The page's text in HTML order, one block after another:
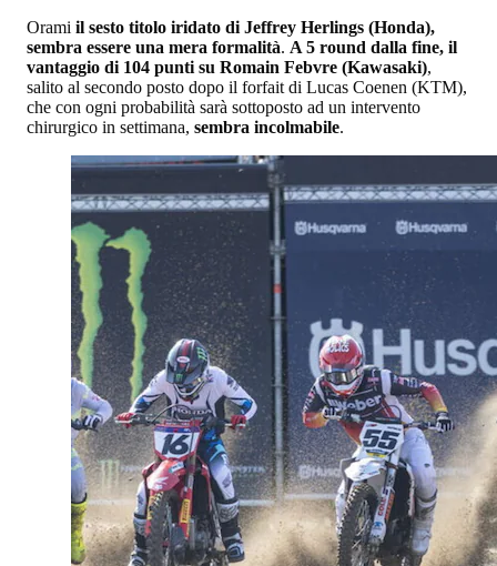
Orami il sesto titolo iridato di Jeffrey Herlings (Honda),
sembra essere una mera formalità. A 5 round dalla fine, il
vantaggio di 104 punti su Romain Febvre (Kawasaki),
salito al secondo posto dopo il forfait di Lucas Coenen (KTM),
che con ogni probabilità sarà sottoposto ad un intervento
chirurgico in settimana, sembra incolmabile.